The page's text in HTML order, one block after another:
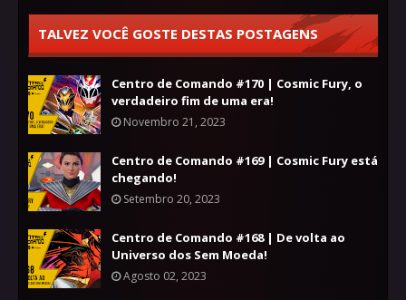
TALVEZ VOCÊ GOSTE DESTAS POSTAGENS
Centro de Comando #170 | Cosmic Fury, o
verdadeiro fim de uma era!
Novembro 21, 2023
Centro de Comando #169 | Cosmic Fury está
chegando!
Setembro 20, 2023
Centro de Comando #168 | De volta ao
Universo dos Sem Moeda!
Agosto 02, 2023